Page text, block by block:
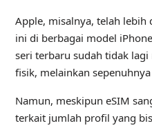
Apple, misalnya, telah
ini di berbagai model
seri terbaru sudah tidak
fisik, melainkan
Namun, meskipun eSIM
terkait jumlah profil yang